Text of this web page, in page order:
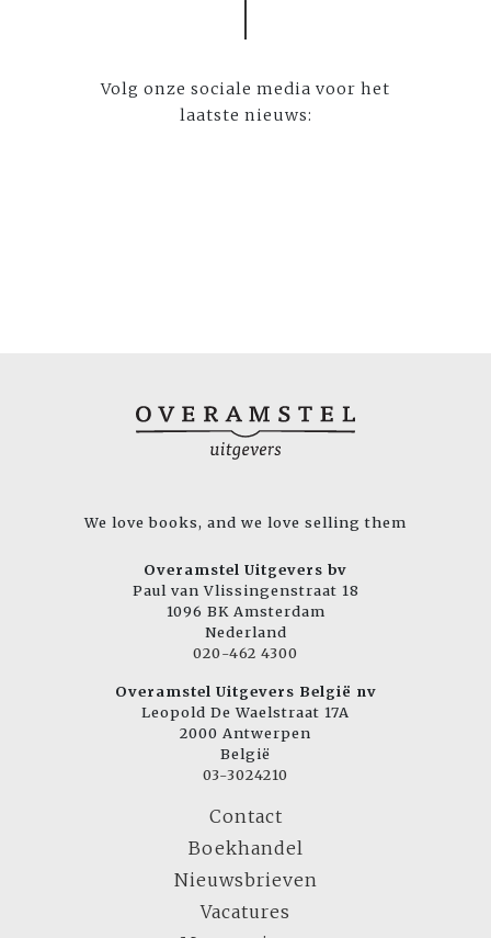
Volg onze sociale media voor het
laatste nieuws:
We love books, and we love selling them
Overamstel Uitgevers bv
Paul van Vlissingenstraat 18
1096 BK Amsterdam
Nederland
020-462 4300
Overamstel Uitgevers België nv
Leopold De Waelstraat 17A
2000 Antwerpen
België
03-3024210
Contact
Boekhandel
Nieuwsbrieven
Vacatures